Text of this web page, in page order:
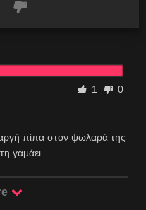
1 0
πίπα στον ψωλαρά της
γαμάει.